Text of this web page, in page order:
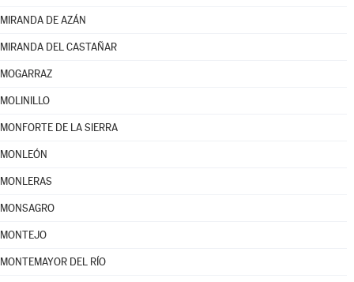
MIRANDA DE AZÁN
MIRANDA DEL CASTAÑAR
MOGARRAZ
MOLINILLO
MONFORTE DE LA SIERRA
MONLEÓN
MONLERAS
MONSAGRO
MONTEJO
MONTEMAYOR DEL RÍO